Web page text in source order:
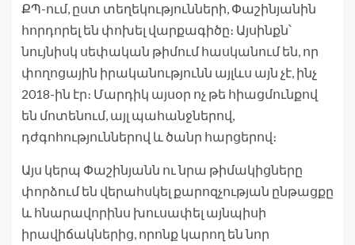
ՔՊ-ում, ըստ տեղեկությունների, Փաշինյանին
հորդորել են փոխել վարքագիծը։ Այսինքն՝
նույնիսկ սեփական թիմում հասկանում են, որ
փողոցային իրականությունն այլևս այն չէ, ինչ
2018-ին էր։ Մարդիկ այսօր ոչ թե հիացմունքով
են մոտենում, այլ պահանջներով,
դժգոհություններով և ծանր հարցերով։
Այս կերպ Փաշինյանն ու նրա թիմակիցները
փորձում են վերահսկել քարոզչության ընթացքը
և հնարավորինս խուսափել այնպիսի
իրավիճակներից, որոնք կարող են նոր